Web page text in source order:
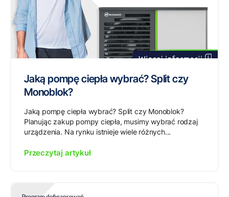
Jaką pompę ciepła wybrać? Split czy
Monoblok?
Jaką pompę ciepła wybrać? Split czy Monoblok?
Planując zakup pompy ciepła, musimy wybrać rodzaj
urządzenia. Na rynku istnieje wiele różnych...
Przeczytaj artykuł